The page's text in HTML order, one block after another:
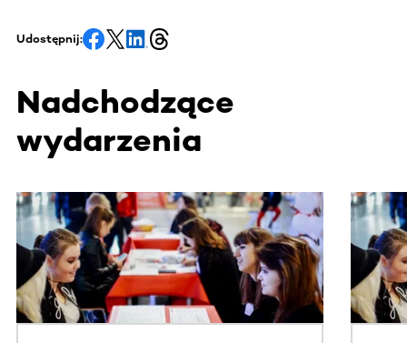
Udostępnij:
Nadchodzące
wydarzenia
Ta sekcja zawiera treści przewijane w poziomie. Użyj